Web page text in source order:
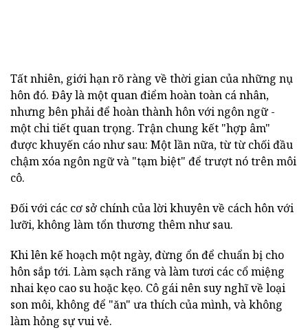
Tất nhiên, giới hạn rõ ràng về thời gian của những nụ
hôn đó. Đây là một quan điểm hoàn toàn cá nhân,
nhưng bên phải để hoàn thành hôn với ngôn ngữ -
một chi tiết quan trọng. Trận chung kết "hợp âm"
được khuyến cáo như sau: Một lần nữa, từ từ chối đầu
chậm xóa ngôn ngữ và "tạm biệt" để trượt nó trên môi
cô.
Đối với các cơ sở chính của lời khuyên về cách hôn với
lưỡi, không làm tổn thương thêm như sau.
Khi lên kế hoạch một ngày, đừng ổn để chuẩn bị cho
hôn sắp tới. Làm sạch răng và làm tươi các cổ miệng
nhai kẹo cao su hoặc kẹo. Cô gái nên suy nghĩ về loại
son môi, không để "ăn" ưa thích của mình, và không
làm hỏng sự vui vẻ.